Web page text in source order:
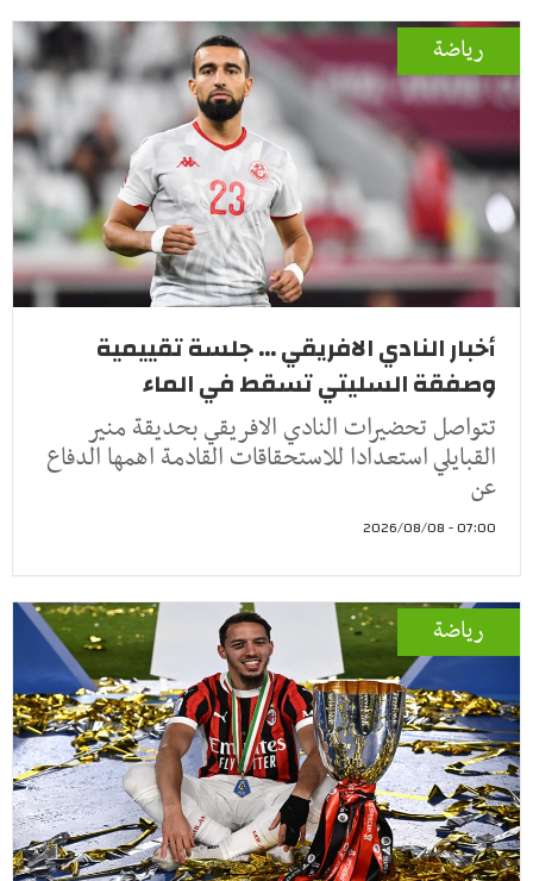
رياضة
أخبار النادي الافريقي ... جلسة تقييمية
وصفقة السليتي تسقط في الماء
تتواصل تحضيرات النادي الافريقي بحديقة منير
القبايلي استعدادا للاستحقاقات القادمة اهمها الدفاع
عن
07:00 - 2026/08/08
رياضة